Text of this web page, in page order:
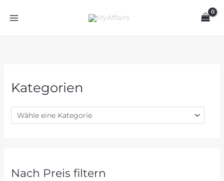
Inhalt
Kategorien
Nach Preis filtern